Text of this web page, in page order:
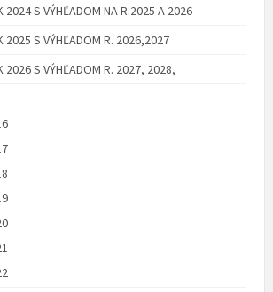
2024 S VÝHĽADOM NA R.2025 A 2026
2025 S VÝHĽADOM R. 2026,2027
2026 S VÝHĽADOM R. 2027, 2028,